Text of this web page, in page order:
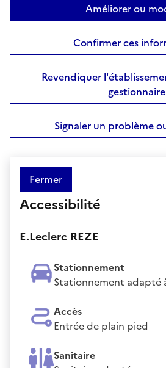
Améliorer ou
Confirmer ces
Revendiquer
gestionnaire
Signaler un problème
Fermer
Accessibilité
E.Leclerc REZE
Stationnement
Stationnement adapté
Accès
Entrée de plain pied
Sanitaire